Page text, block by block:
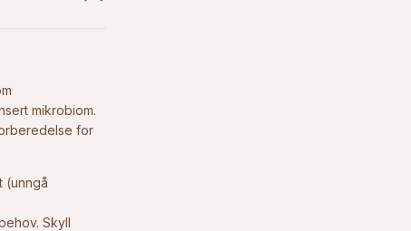
mikrobiom.
for
(unngå
Skyll